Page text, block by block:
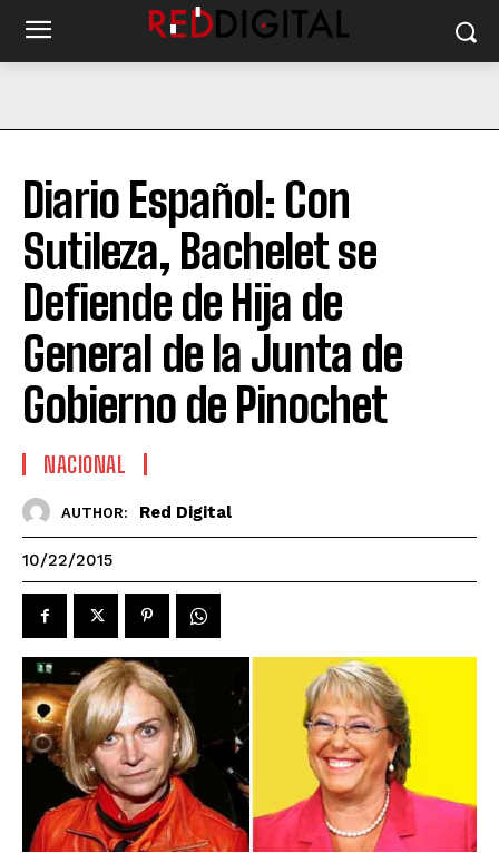
Diario Español: Con
Sutileza, Bachelet se
Defiende de Hija de
General de la Junta de
Gobierno de Pinochet
NACIONAL
AUTHOR: Red Digital
10/22/2015